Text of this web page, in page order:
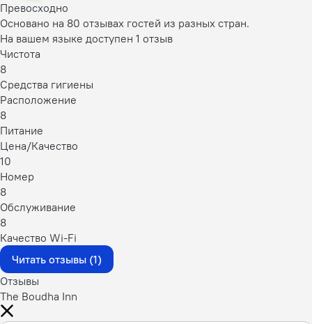
Превосходно
Основано на 80 отзывах гостей из разных стран.
На вашем языке доступен 1 отзыв
Чистота
8
Средства гигиены
Расположение
8
Питание
Цена/Качество
10
Номер
8
Обслуживание
8
Качество Wi-Fi
Читать отзывы (1)
Отзывы
The Boudha Inn